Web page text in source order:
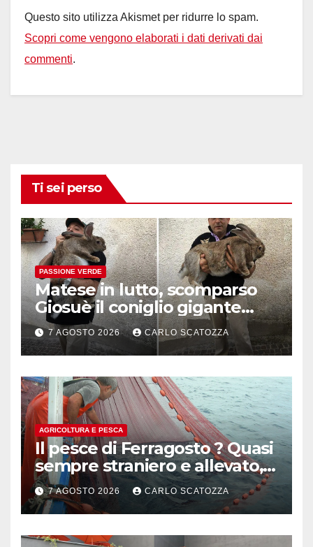
Questo sito utilizza Akismet per ridurre lo spam.
Scopri come vengono elaborati i dati derivati dai
commenti.
Ti sei perso
PASSIONE VERDE
Matese in lutto, scomparso
Giosuè il coniglio gigante
pluripremiato
7 AGOSTO 2026 CARLO SCATOZZA
AGRICOLTURA E PESCA
Il pesce di Ferragosto ? Quasi
sempre straniero e allevato,
in sofferenza
7 AGOSTO 2026 CARLO SCATOZZA